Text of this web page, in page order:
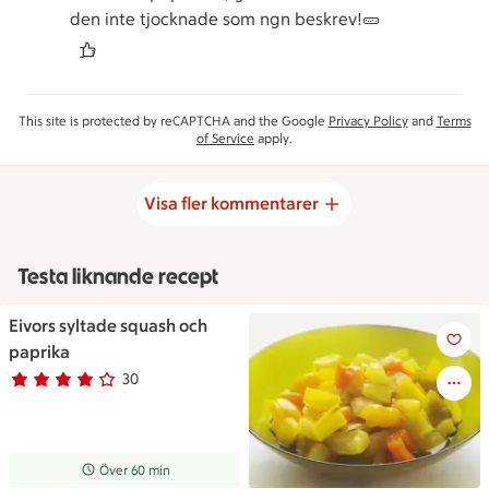
den inte tjocknade som ngn beskrev!🥒
This site is protected by reCAPTCHA and the Google Privacy Policyand Terms
of Service apply.
Visa fler kommentarer
Testa liknande recept
Eivors syltade squash och
paprika
Betyg 3.8 av 5. 30
30 personer har röstat
Receptet tar Över 60 min att tillaga
Över 60 min
Eivors syltade squash och